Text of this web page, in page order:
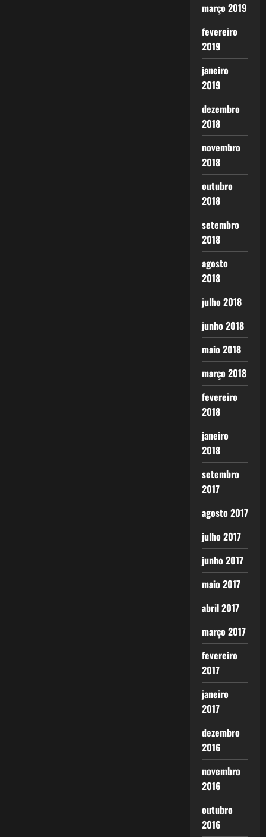
março 2019
fevereiro
2019
janeiro
2019
dezembro
2018
novembro
2018
outubro
2018
setembro
2018
agosto
2018
julho 2018
junho 2018
maio 2018
março 2018
fevereiro
2018
janeiro
2018
setembro
2017
agosto 2017
julho 2017
junho 2017
maio 2017
abril 2017
março 2017
fevereiro
2017
janeiro
2017
dezembro
2016
novembro
2016
outubro
2016